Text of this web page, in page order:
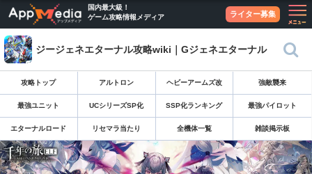
国内最大級！
ゲーム攻略情報メディア
ライター募集
ジージェネエターナル攻略wiki｜Gジェネエターナル
攻略トップ アルトロン ヘビーアームズ改 強敵襲来
最強ユニット UCシリーズSP化 SSP化ランキング 最強パイロット
エターナルロード リセマラ当たり 全機体一覧 雑談掲示板